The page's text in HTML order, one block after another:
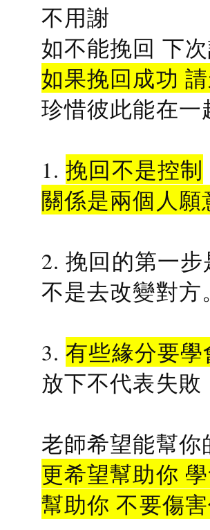
不用謝
如不能挽回 下
如果挽回成功
珍惜彼此能在一
1.挽回不是控制
關係是兩個人
2. 挽回的第一
不是去改變對方。
3.有些緣分要學
放下不代表失
老師希望能幫你
更希望幫助你
幫助你 不要傷